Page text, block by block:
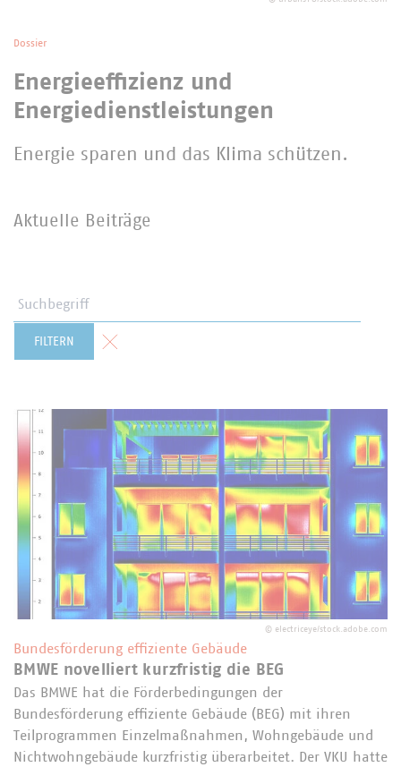
Dossier
Energieeffizienz und
Energiedienstleistungen
Energie sparen und das Klima schützen.
Aktuelle Beiträge
FILTERN Formular zurücksetzen
© electriceye/stock.adobe.com
Bundesförderung effiziente Gebäude
BMWE novelliert kurzfristig die BEG
Das BMWE hat die Förderbedingungen der
Bundesförderung effiziente Gebäude (BEG) mit ihren
Teilprogrammen Einzelmaßnahmen, Wohngebäude und
Nichtwohngebäude kurzfristig überarbeitet. Der VKU hatte